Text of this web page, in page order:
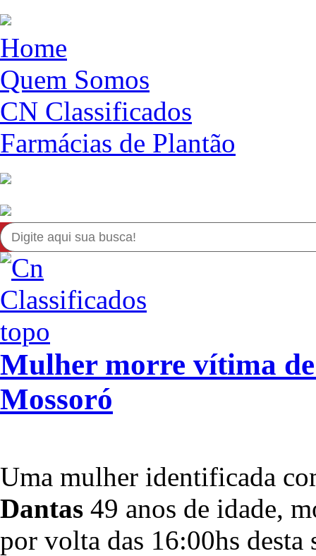
Home
Quem Somos
CN Classificados
Farmácias de Plantão
Mulher morre vítima
Mossoró
Uma mulher identificada
Dantas 49 anos de idade,
por volta das 16:00hs